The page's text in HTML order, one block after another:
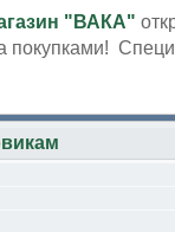
"ВАКА"
покупками!